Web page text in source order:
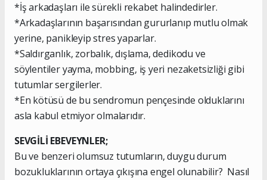
*İş arkadaşları ile sürekli rekabet halindedirler.
*Arkadaşlarının başarısından gururlanıp mutlu olmak
yerine, panikleyip stres yaparlar.
*Saldırganlık, zorbalık, dışlama, dedikodu ve
söylentiler yayma, mobbing, iş yeri nezaketsizliği gibi
tutumlar sergilerler.
*En kötüsü de bu sendromun pençesinde olduklarını
asla kabul etmiyor olmalarıdır.
SEVGİLİ EBEVEYNLER;
Bu ve benzeri olumsuz tutumların, duygu durum
bozukluklarının ortaya çıkışına engel olunabilir? Nasıl